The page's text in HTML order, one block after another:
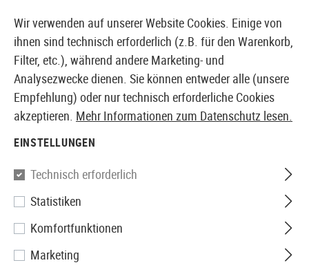
EUROPÄISCHER AIRSOFT SHOP & GROßHÄNDLER
ESS
ICE Lens Clear
Wir verwenden auf unserer Website Cookies. Einige von
ihnen sind technisch erforderlich (z.B. für den Warenkorb,
Filter, etc.), während andere Marketing- und
Analysezwecke dienen. Sie können entweder alle (unsere
Empfehlung) oder nur technisch erforderliche Cookies
akzeptieren. Mehr Informationen zum Datenschutz lesen.
EINSTELLUNGEN
Technisch erforderlich
Statistiken
Komfortfunktionen
Marketing